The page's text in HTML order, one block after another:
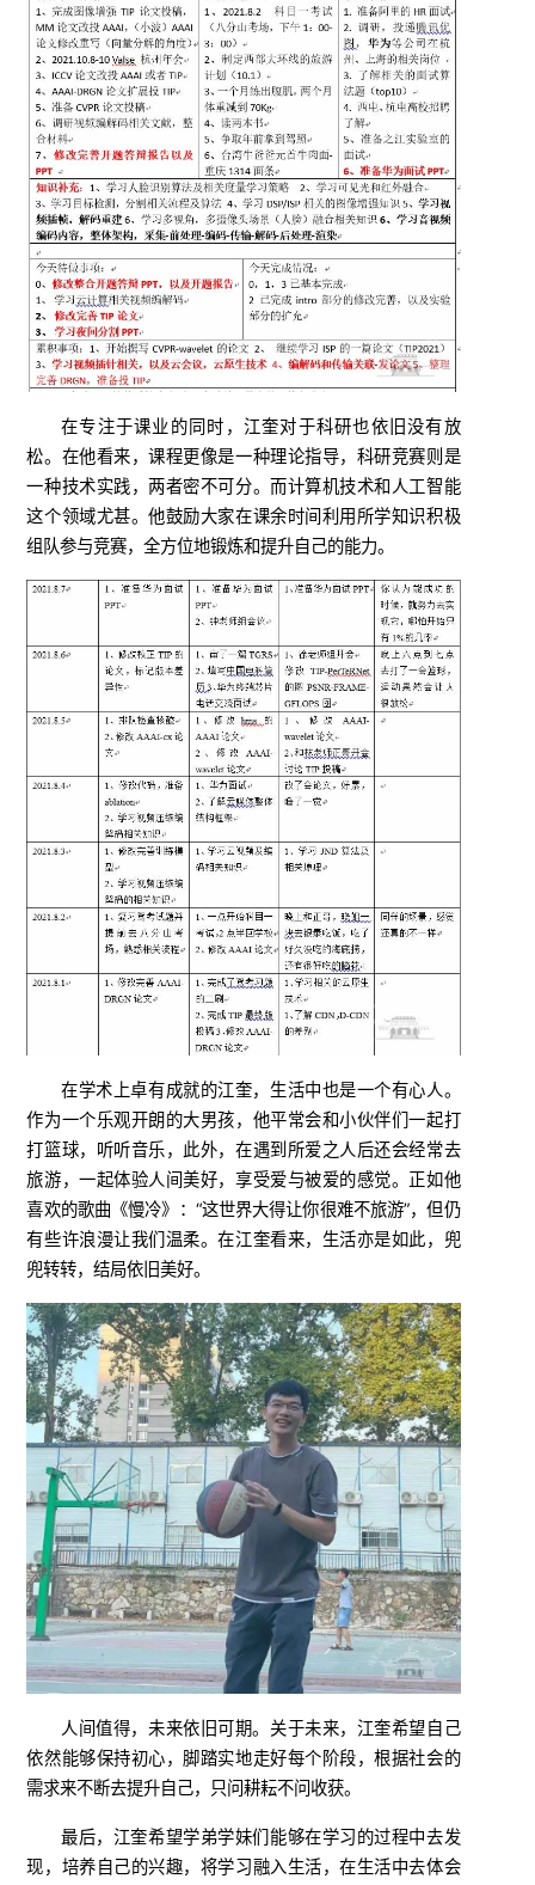
在专注于课业的同时，江奎对于科研也依旧没有放
松。在他看来，课程更像是一种理论指导，科研竞赛则是
一种技术实践，两者密不可分。而计算机技术和人工智能
这个领域尤甚。他鼓励大家在课余时间利用所学知识积极
组队参与竞赛，全方位地锻炼和提升自己的能力。
在学术上卓有成就的江奎，生活中也是一个有心人。
作为一个乐观开朗的大男孩，他平常会和小伙伴们一起打
打篮球，听听音乐，此外，在遇到所爱之人后还会经常去
旅游，一起体验人间美好，享受爱与被爱的感觉。正如他
喜欢的歌曲《慢冷》：“这世界大得让你很难不旅游”，但仍
有些许浪漫让我们温柔。在江奎看来，生活亦是如此，兜
兜转转，结局依旧美好。
人间值得，未来依旧可期。关于未来，江奎希望自己
依然能够保持初心，脚踏实地走好每个阶段，根据社会的
需求来不断去提升自己，只问耕耘不问收获。
最后，江奎希望学弟学妹们能够在学习的过程中去发
现，培养自己的兴趣，将学习融入生活，在生活中去体会